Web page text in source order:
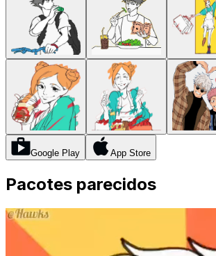
Google Play App Store
Pacotes parecidos